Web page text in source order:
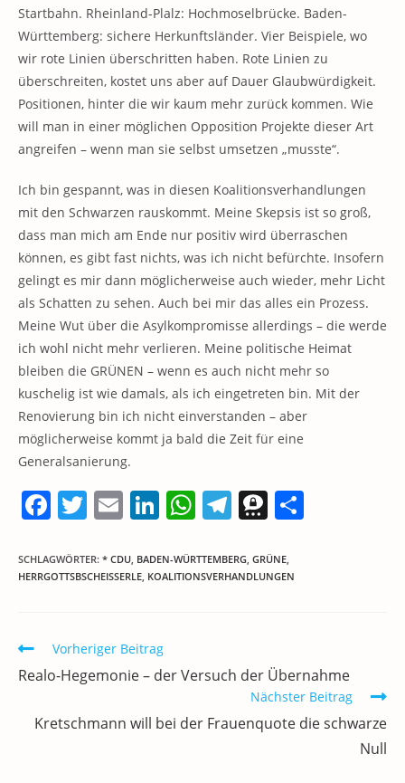
Startbahn. Rheinland-Plalz: Hochmoselbrücke. Baden-
Württemberg: sichere Herkunftsländer. Vier Beispiele, wo
wir rote Linien überschritten haben. Rote Linien zu
überschreiten, kostet uns aber auf Dauer Glaubwürdigkeit.
Positionen, hinter die wir kaum mehr zurück kommen. Wie
will man in einer möglichen Opposition Projekte dieser Art
angreifen – wenn man sie selbst umsetzen „musste“.
Ich bin gespannt, was in diesen Koalitionsverhandlungen
mit den Schwarzen rauskommt. Meine Skepsis ist so groß,
dass man mich am Ende nur positiv wird überraschen
können, es gibt fast nichts, was ich nicht befürchte. Insofern
gelingt es mir dann möglicherweise auch wieder, mehr Licht
als Schatten zu sehen. Auch bei mir das alles ein Prozess.
Meine Wut über die Asylkompromisse allerdings – die werde
ich wohl nicht mehr verlieren. Meine politische Heimat
bleiben die GRÜNEN – wenn es auch nicht mehr so
kuschelig ist wie damals, als ich eingetreten bin. Mit der
Renovierung bin ich nicht einverstanden – aber
möglicherweise kommt ja bald die Zeit für eine
Generalsanierung.
F
c
e
o
o
T
itt
er
E
ai
l
Li
k
e
n
W
at
s
p
T
e
gr
T
re
e
SCHLAGWÖRTER: * CDU, BADEN-WÜRTTEMBERG, GRÜNE,
HERRGOTTSBSCHEISSERLE , KOALITIONSVERHANDLUNGEN
Weitere
Artikel
ansehen
Vorheriger Beitrag
Realo-Hegemonie – der Versuch der Übernahme
Nächster Beitrag
Kretschmann will bei der Frauenquote die schwarze
Null